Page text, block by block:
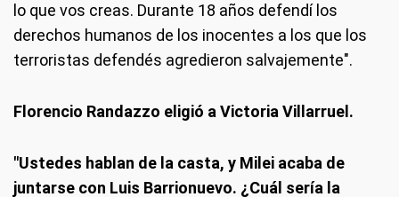
lo que vos creas. Durante 18 años defendí los
derechos humanos de los inocentes a los que los
terroristas defendés agredieron salvajemente".
Florencio Randazzo eligió a Victoria Villarruel.
"Ustedes hablan de la casta, y Milei acaba de
juntarse con Luis Barrionuevo. ¿Cuál sería la